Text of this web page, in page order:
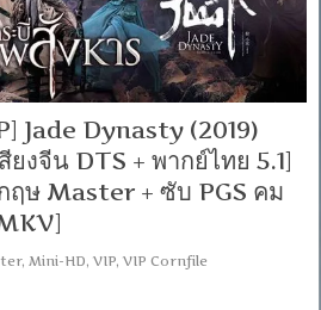
Jade Dynasty (2019)
ยงจีน DTS + พากย์ไทย 5.1]
ฤษ Master + ซับ PGS คม
,Mini-HD,VIP,VIP Cornfile